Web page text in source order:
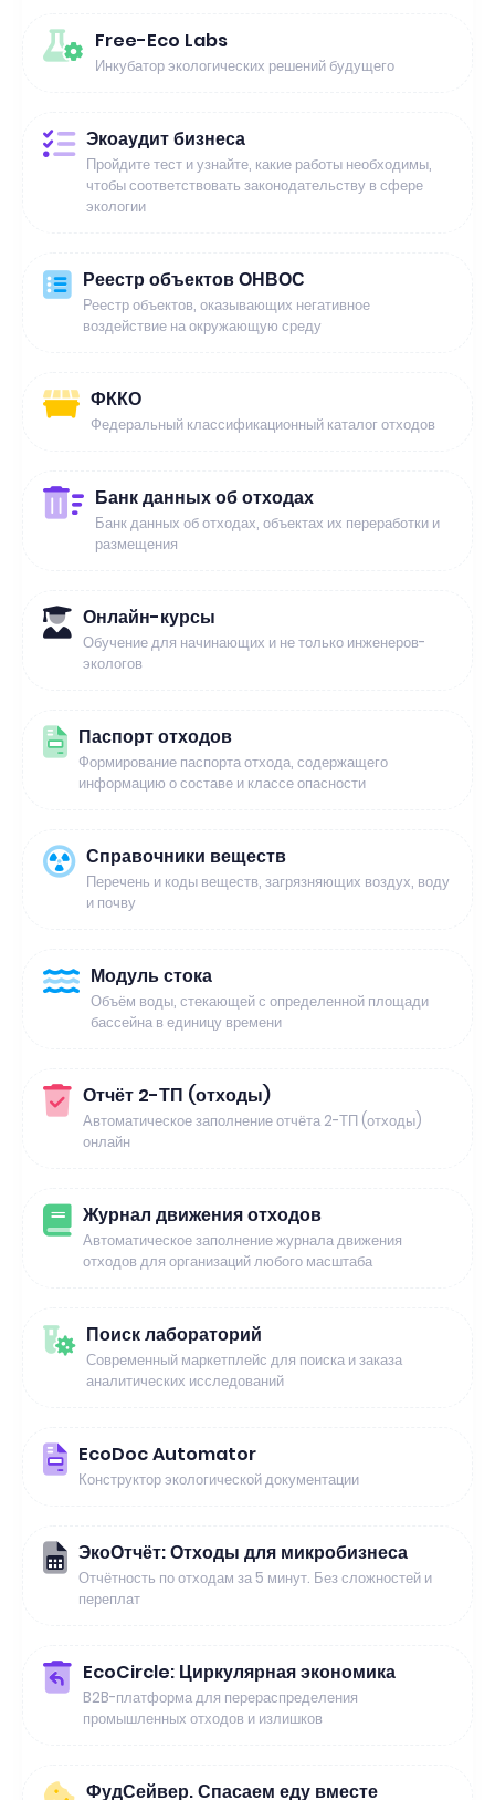
Free-Eco Labs
Инкубатор экологических решений будущего
Экоаудит бизнеса
Пройдите тест и узнайте, какие работы необходимы,
чтобы соответствовать законодательству в сфере
экологии
Реестр объектов ОНВОС
Реестр объектов, оказывающих негативное
воздействие на окружающую среду
ФККО
Федеральный классификационный каталог отходов
Банк данных об отходах
Банк данных об отходах, объектах их переработки и
размещения
Онлайн-курсы
Обучение для начинающих и не только инженеров-
экологов
Паспорт отходов
Формирование паспорта отхода, содержащего
информацию о составе и классе опасности
Справочники веществ
Перечень и коды веществ, загрязняющих воздух, воду
и почву
Модуль стока
Объём воды, стекающей с определенной площади
бассейна в единицу времени
Отчёт 2-ТП (отходы)
Автоматическое заполнение отчёта 2-ТП (отходы)
онлайн
Журнал движения отходов
Автоматическое заполнение журнала движения
отходов для организаций любого масштаба
Поиск лабораторий
Современный маркетплейс для поиска и заказа
аналитических исследований
EcoDoc Automator
Конструктор экологической документации
ЭкоОтчёт: Отходы для микробизнеса
Отчётность по отходам за 5 минут. Без сложностей и
переплат
EcoCircle: Циркулярная экономика
B2B-платформа для перераспределения
промышленных отходов и излишков
ФудСейвер. Спасаем еду вместе